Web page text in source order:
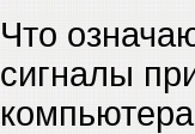
Что
сигналы